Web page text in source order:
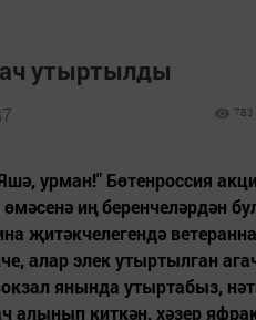
утыртылды
783
урман!" Бөтенроссия
иң беренчеләрдән
җитәкчелегендә
алар элек утыртылган
янында утыртабыз,
алынып киткән, хәзер